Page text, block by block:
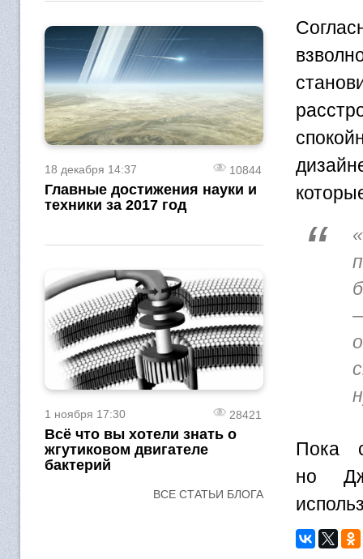
18 декабря 14:37 10844
Главные достижения науки и
техники за 2017 год
1 ноября 17:30 28421
Всё что вы хотели знать о
жгутиковом двигателе
бактерий
ВСЕ СТАТЬИ БЛОГА
Пока
но